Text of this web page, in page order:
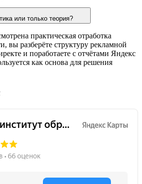
или только теория?
практическая отработка
вы разберёте структуру рекламной
и поработаете с отчётами Яндекс
как основа для решения